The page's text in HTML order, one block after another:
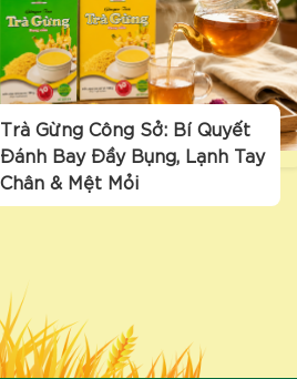
Trà Gừng Công Sở: Bí Quyết
Đánh Bay Đầy Bụng, Lạnh Tay
Chân & Mệt Mỏi